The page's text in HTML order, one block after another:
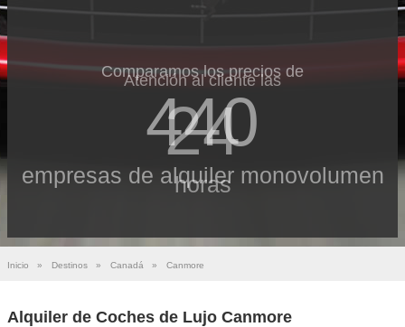
Comparamos los precios de
440
empresas de alquiler monovolumen
Atención al cliente las
24
horas
Inicio » Destinos » Canadá » Canmore
Alquiler de Coches de Lujo Canmore